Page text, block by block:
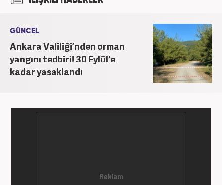
Çalışma hayatına Haber7.com bünyesindeki
GÜNCEL
Ankara Valiliği’nden orman
yangını tedbiri! 30 Eylül'e
kadar yasaklandı